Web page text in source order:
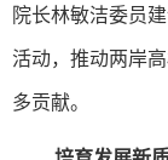
院长林敏洁委员
活动，推动两岸
多贡献。